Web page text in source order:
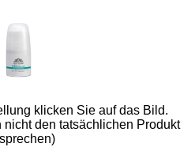
klicken Sie auf das Bild.
den tatsächlichen Produkt